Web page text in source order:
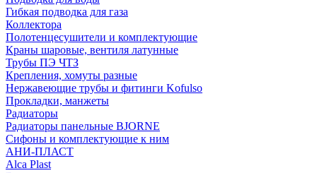
Гибкая подводка для газа
Коллектора
Полотенцесушители и комплектующие
Краны шаровые, вентиля латунные
Трубы ПЭ ЧТЗ
Крепления, хомуты разные
Нержавеющие трубы и фитинги Kofulso
Прокладки, манжеты
Радиаторы
Радиаторы панельные BJORNE
Сифоны и комплектующие к ним
АНИ-ПЛАСТ
Alca Plast